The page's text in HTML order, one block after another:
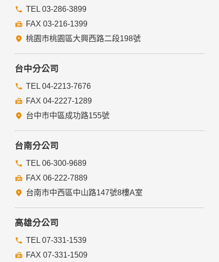
TEL 03-286-3899
FAX 03-216-1399
桃園市桃園區大興西路二段198號
台中分公司
TEL 04-2213-7676
FAX 04-2227-1289
台中市中區成功路155號
台南分公司
TEL 06-300-9689
FAX 06-222-7889
台南市中西區中山路147號8樓A室
高雄分公司
TEL 07-331-1539
FAX 07-331-1509